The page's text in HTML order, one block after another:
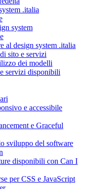
.italia
system
al design system .italia
sito e servizi
dei modelli
servizi disponibili
e accessibile
e Graceful
sviluppo del software
disponibili con Can I
per CSS e JavaScript